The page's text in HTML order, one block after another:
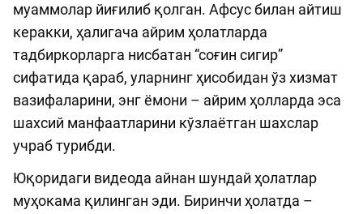
муаммолар йиғилиб қолган. Афсус билан айтиш
керакки, ҳалигача айрим ҳолатларда
тадбиркорларга нисбатан “соғин сигир”
сифатида қараб, уларнинг ҳисобидан ўз хизмат
вазифаларини, энг ёмони – айрим ҳолларда эса
шахсий манфаатларини кўзлаётган шахслар
учраб турибди.
Юқоридаги видеода айнан шундай ҳолатлар
муҳокама қилинган эди. Биринчи ҳолатда –